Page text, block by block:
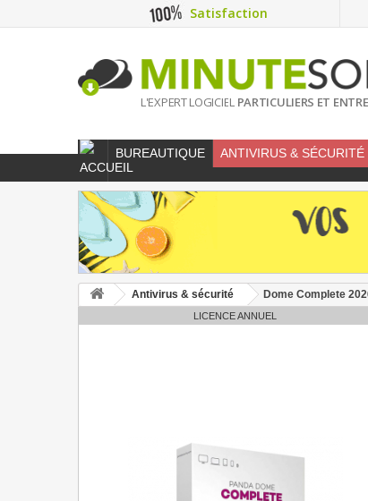
Satisfaction
L'EXPERT LOGICIEL PARTICULIERS ET
BUREAUTIQUE ANTIVIRUS & SÉCURITÉ
Antivirus & sécurité Dome Complete
LICENCE ANNUEL